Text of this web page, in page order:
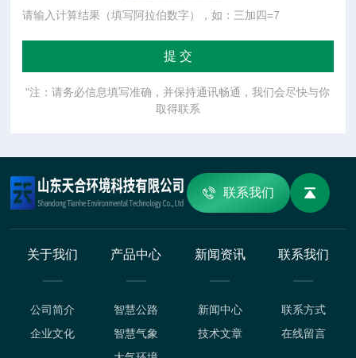
请输入计算结果（填写阿拉伯数字），如：三加四=7
"注：请务必信息填写准确，并保持通讯畅通，我们会尽快与你
取得联系
联系我们
关于我们
公司简介
企业文化
产品中心
智慧公路
智慧气象
新闻资讯
新闻中心
技术文章
联系我们
联系方式
在线留言